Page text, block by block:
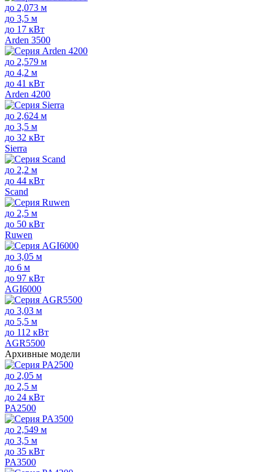
до 2,073 м
до 3,5 м
до 17 кВт
Arden 3500
до 2,579 м
до 4,2 м
до 41 кВт
Arden 4200
до 2,624 м
до 3,5 м
до 32 кВт
Sierra
до 2,2 м
до 44 кВт
Scand
до 2,5 м
до 50 кВт
Ruwen
до 3,05 м
до 6 м
до 97 кВт
AGI6000
до 3,03 м
до 5,5 м
до 112 кВт
AGR5500
Архивные модели
до 2,05 м
до 2,5 м
до 24 кВт
PA2500
до 2,549 м
до 3,5 м
до 35 кВт
PA3500